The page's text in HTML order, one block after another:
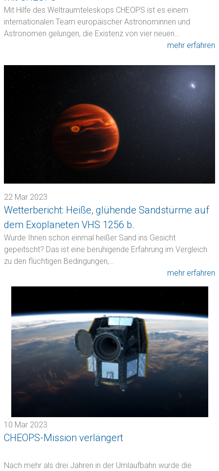
Mit Hilfe des Weltraumteleskops CHEOPS ist es einem
internationalen Team europäischer Astronominnen und
Astronomen gelungen, die Existenz von vier neuen…
mehr erfahren
22 Mar 2023
Wetterbericht: Heiße, glühende Sandstürme auf
dem Exoplaneten VHS 1256 b.
Wurde Ihnen schon einmal heißer Sand ins Gesicht
gepeitscht? Das ist eine beruhigende Erfahrung im Vergleich
zu den flüchtigen Bedingungen,…
mehr erfahren
10 Mar 2023
CHEOPS-Mission verlängert
Nach mehr als drei Jahren in der Umlaufbahn wurde die